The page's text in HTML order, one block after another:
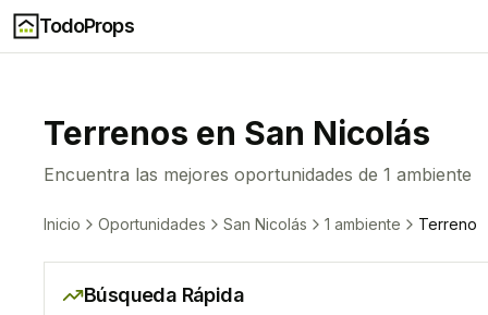
TodoProps
Terrenos en San Nicolás
Encuentra las mejores oportunidades de 1 ambiente
Inicio Oportunidades San Nicolás 1 ambiente Terreno
Búsqueda Rápida